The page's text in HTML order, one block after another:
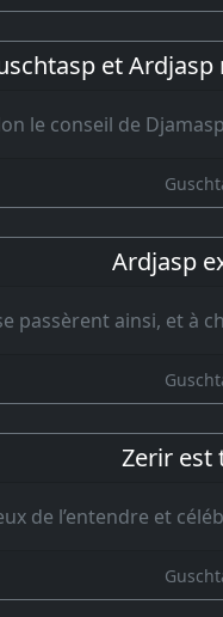
et
le conseil de
Ardjasp
passèrent ainsi, et à
Zerir est
de l’entendre et